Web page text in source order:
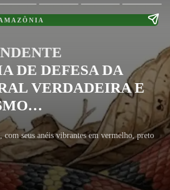
DE DEFESA DA
VERDADEIRA E
seus anéis vibrantes em vermelho, preto